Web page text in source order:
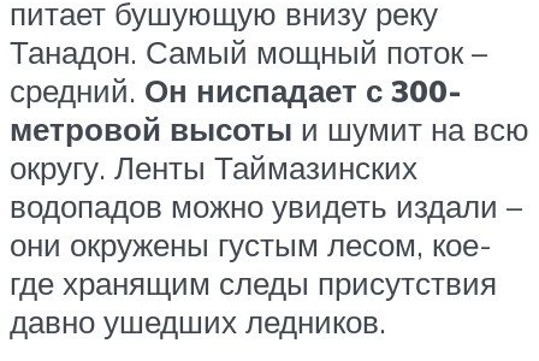
питает бушующую внизу реку
Танадон. Самый мощный поток –
средний. Он ниспадает с 300-
метровой высоты и шумит на всю
округу. Ленты Таймазинских
водопадов можно увидеть издали –
они окружены густым лесом, кое-
где хранящим следы присутствия
давно ушедших ледников.